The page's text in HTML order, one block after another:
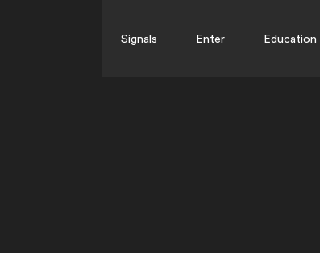
Signals Enter Education